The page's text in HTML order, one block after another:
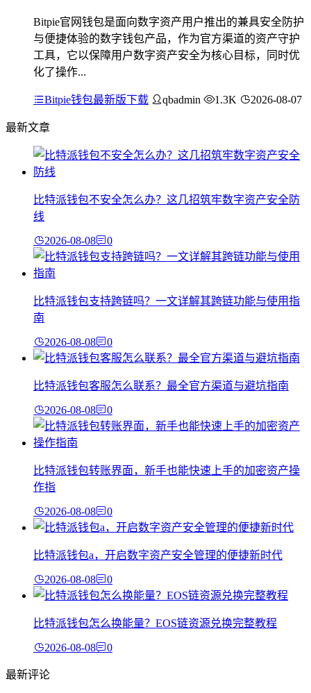
Bitpie官网钱包是面向数字资产用户推出的兼具安全防护
与便捷体验的数字钱包产品，作为官方渠道的资产守护
工具，它以保障用户数字资产安全为核心目标，同时优
化了操作...
Bitpie钱包最新版下载 qbadmin 1.3K 2026-08-07
最新文章
比特派钱包不安全怎么办？这几招筑牢数字资产安全防
线
2026-08-08 0
比特派钱包支持跨链吗？一文详解其跨链功能与使用指
南
2026-08-08 0
比特派钱包客服怎么联系？最全官方渠道与避坑指南
2026-08-08 0
比特派钱包转账界面，新手也能快速上手的加密资产操
作指
2026-08-08 0
比特派钱包a，开启数字资产安全管理的便捷新时代
2026-08-08 0
比特派钱包怎么换能量？EOS链资源兑换完整教程
2026-08-08 0
最新评论